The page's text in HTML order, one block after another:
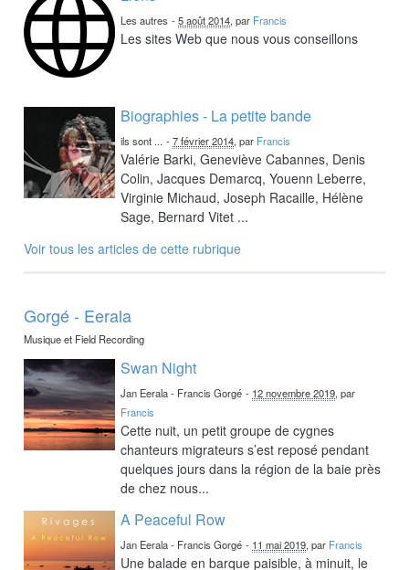
Les autres -5 août 2014, par Francis
Les sites Web que nous vous conseillons
Biographies - La petite bande
ils sont ... -7 février 2014, par Francis
Valérie Barki, Geneviève Cabannes, Denis
Colin, Jacques Demarcq, Youenn Leberre,
Virginie Michaud, Joseph Racaille, Hélène
Sage, Bernard Vitet ...
Voir tous les articles de cette rubrique
Gorgé - Eerala
Musique et Field Recording
Swan Night
Jan Eerala - Francis Gorgé - 12 novembre 2019, par
Francis
Cette nuit, un petit groupe de cygnes
chanteurs migrateurs s’est reposé pendant
quelques jours dans la région de la baie près
de chez nous...
A Peaceful Row
Jan Eerala - Francis Gorgé - 11 mai 2019, par Francis
Une balade en barque paisible, à minuit, le